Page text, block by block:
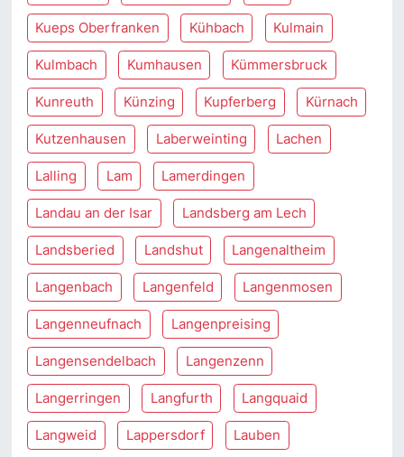
Kueps Oberfranken Kühbach Kulmain
Kulmbach Kumhausen Kümmersbruck
Kunreuth Künzing Kupferberg Kürnach
Kutzenhausen Laberweinting Lachen
Lalling Lam Lamerdingen
Landau an der Isar Landsberg am Lech
Landsberied Landshut Langenaltheim
Langenbach Langenfeld Langenmosen
Langenneufnach Langenpreising
Langensendelbach Langenzenn
Langerringen Langfurth Langquaid
Langweid Lappersdorf Lauben